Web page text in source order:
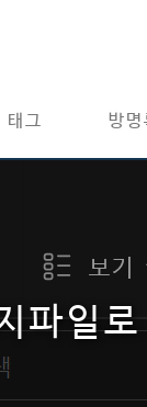
태그 방명
파일